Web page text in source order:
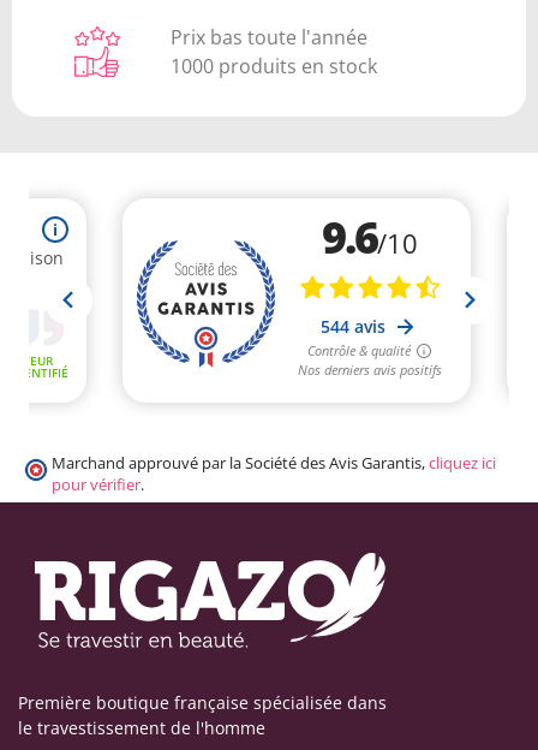
Prix bas toute l'année
1000 produits en stock
Marchand approuvé par la Société des Avis Garantis,cliquez ici
pour vérifier.
Première boutique française spécialisée dans
le travestissement de l'homme